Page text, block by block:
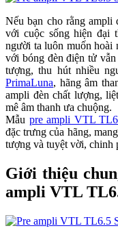
Nếu bạn cho rằng ampli
với cuộc sống hiện đại
người ta luôn muốn hoài
với bóng đèn điện tử
tượng, thu hút nhiều
PrimaLuna, hãng âm
ampli đèn chất lượng,
mê âm thanh ưa chuộng.
Mẫu pre ampli VTL
đặc trưng của hãng,
tượng và tuyệt vời, chinh
Giới thiệu
ampli VTL